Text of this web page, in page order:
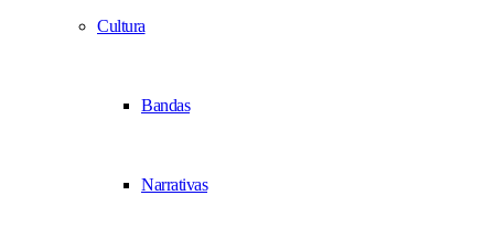
Cultura
Bandas
Narrativas